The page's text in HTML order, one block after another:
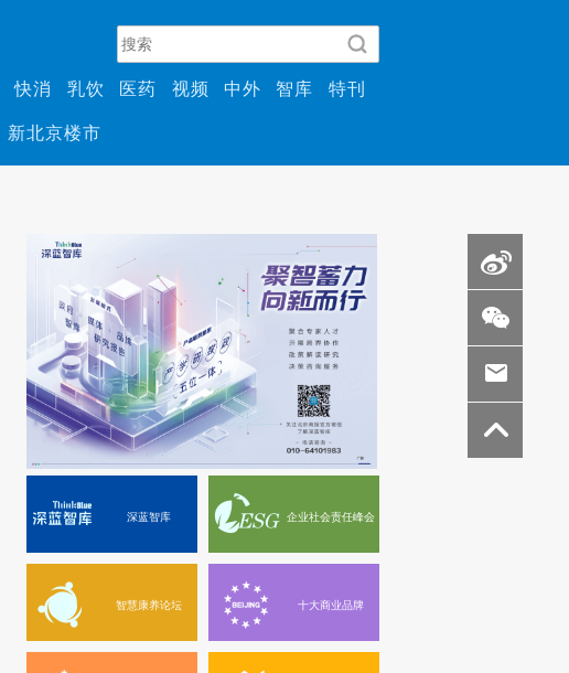
快消 乳饮 医药 视频 中外 智库 特刊
新北京楼市
深蓝智库 企业社会责任峰会
智慧康养论坛 十大商业品牌